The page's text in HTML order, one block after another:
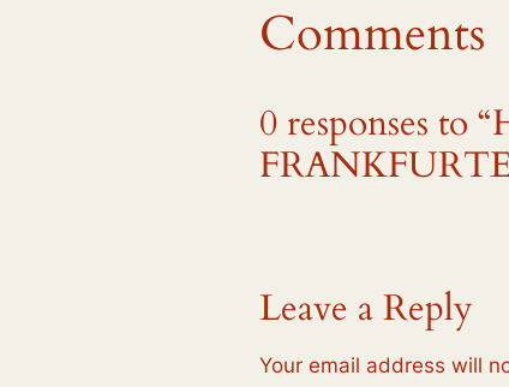
Comments
0 responses to
Leave a Reply
Your email address will